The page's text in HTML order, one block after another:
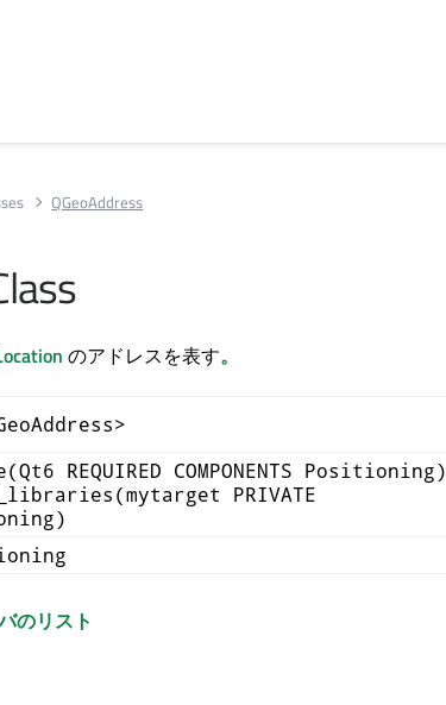
QGeoAddress
のアドレスを表す。
REQUIRED COMPONENTS Positioning)
PRIVATE
のリスト